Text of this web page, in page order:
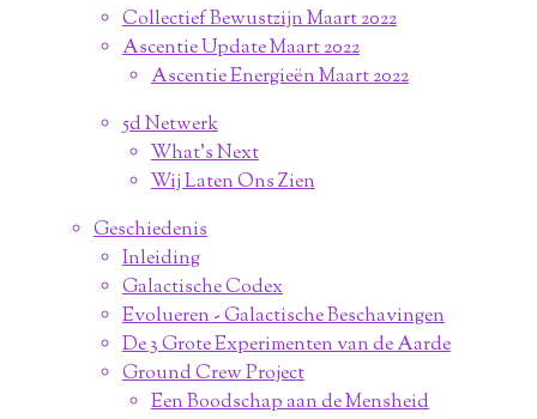
Collectief Bewustzijn Maart 2022
Ascentie Update Maart 2022
Ascentie Energieën Maart 2022
5d Netwerk
What's Next
Wij Laten Ons Zien
Geschiedenis
Inleiding
Galactische Codex
Evolueren - Galactische Beschavingen
De 3 Grote Experimenten van de Aarde
Ground Crew Project
Een Boodschap aan de Mensheid